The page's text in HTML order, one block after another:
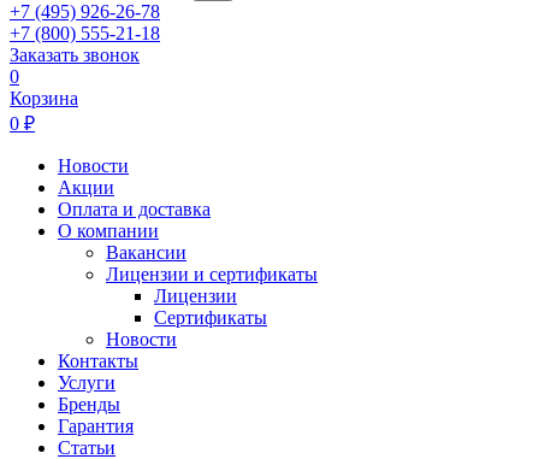
+7 (495) 926-26-78
+7 (800) 555-21-18
Заказать звонок
0
Корзина
0 ₽
Новости
Акции
Оплата и доставка
О компании
Вакансии
Лицензии и сертификаты
Лицензии
Сертификаты
Новости
Контакты
Услуги
Бренды
Гарантия
Статьи